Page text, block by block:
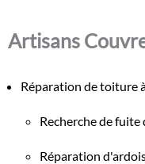
Artisans
Réparation de toiture
Recherche de fuite
Réparation